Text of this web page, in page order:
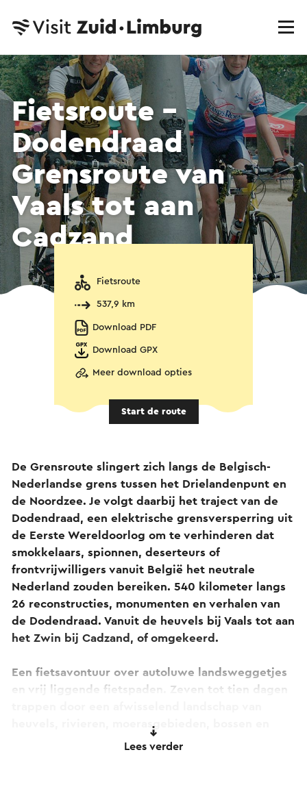
Fietsroute -
Dodendraad
Grensroute van
Vaals tot aan
Cadzand
Fietsroute
537,9 km
Download PDF
Download GPX
Meer download opties
Start de route
De Grensroute slingert zich langs de Belgisch-
Nederlandse grens tussen het Drielandenpunt en
de Noordzee. Je volgt daarbij het traject van de
Dodendraad, een elektrische grensversperring uit
de Eerste Wereldoorlog om te verhinderen dat
smokkelaars, spionnen, deserteurs of
frontvrijwilligers vanuit België het neutrale
Nederland zouden bereiken. 540 kilometer langs
26 reconstructies, monumenten en verhalen van
de Dodendraad. Vanuit de heuvels bij Vaals tot aan
het Zwin bij Cadzand, of omgekeerd.
Een fietsavontuur over autoluwe landsweggetjes
en vrij liggende fietspaden. Zeven tot tien dagen
heuvels, rivieren, moerasgebieden, bossen en
heide, door bijzondere grensdorpen en langs de
Lees verder